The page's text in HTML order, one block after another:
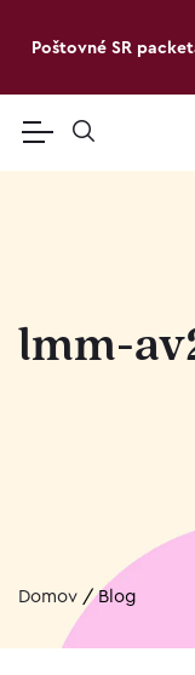
Poštovné SR
lmm-
Domov /Blog